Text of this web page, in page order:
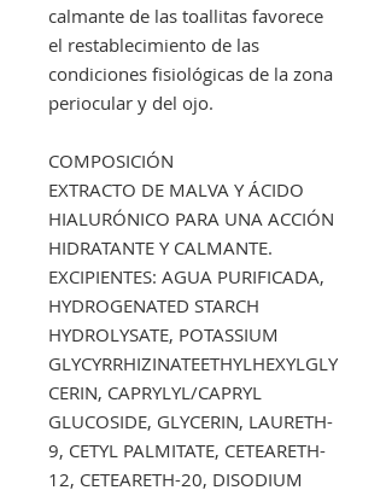
calmante de las toallitas favorece
el restablecimiento de las
condiciones fisiológicas de la zona
periocular y del ojo.
COMPOSICIÓN
EXTRACTO DE MALVA Y ÁCIDO
HIALURÓNICO PARA UNA ACCIÓN
HIDRATANTE Y CALMANTE.
EXCIPIENTES: AGUA PURIFICADA,
HYDROGENATED STARCH
HYDROLYSATE, POTASSIUM
GLYCYRRHIZINATEETHYLHEXYLGLY
CERIN, CAPRYLYL/CAPRYL
GLUCOSIDE, GLYCERIN, LAURETH-
9, CETYL PALMITATE, CETEARETH-
12, CETEARETH-20, DISODIUM